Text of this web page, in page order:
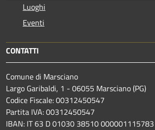
Luoghi
Eventi
CONTATTI
Comune di Marsciano
Largo Garibaldi, 1 - 06055 Marsciano (PG)
Codice Fiscale: 00312450547
Partita IVA: 00312450547
IBAN: IT 63 D 01030 38510 000001115783